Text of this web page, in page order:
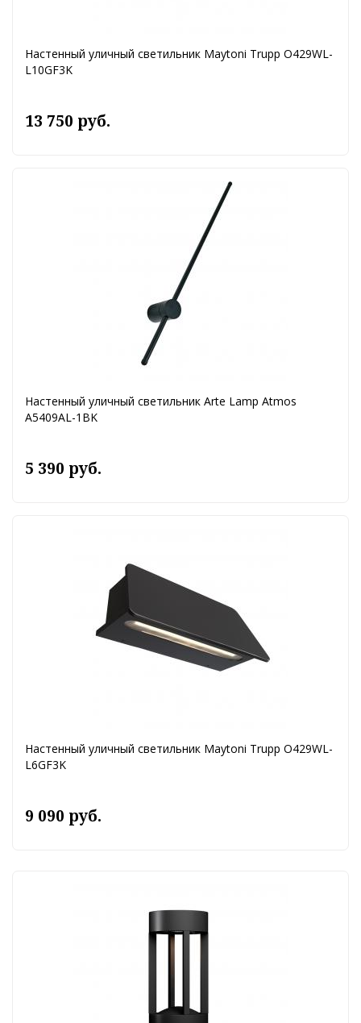
Настенный уличный светильник Maytoni Trupp O429WL-
L10GF3K
13 750 руб.
Настенный уличный светильник Arte Lamp Atmos
A5409AL-1BK
5 390 руб.
Настенный уличный светильник Maytoni Trupp O429WL-
L6GF3K
9 090 руб.